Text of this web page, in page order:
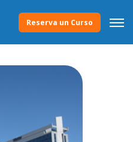
Reserva un Curso